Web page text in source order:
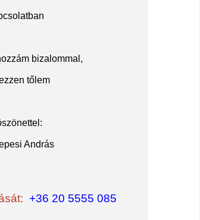
bizalommal,
tőlem
ttel:
+36 20 5555 085